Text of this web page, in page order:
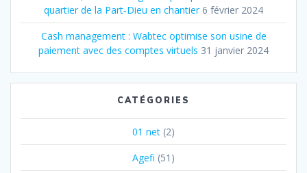
quartier de la Part‐Dieu en chantier 6 février 2024
Cash management : Wabtec optimise son usine de
paiement avec des comptes virtuels 31 janvier 2024
CATÉGORIES
01 net (2)
Agefi (51)